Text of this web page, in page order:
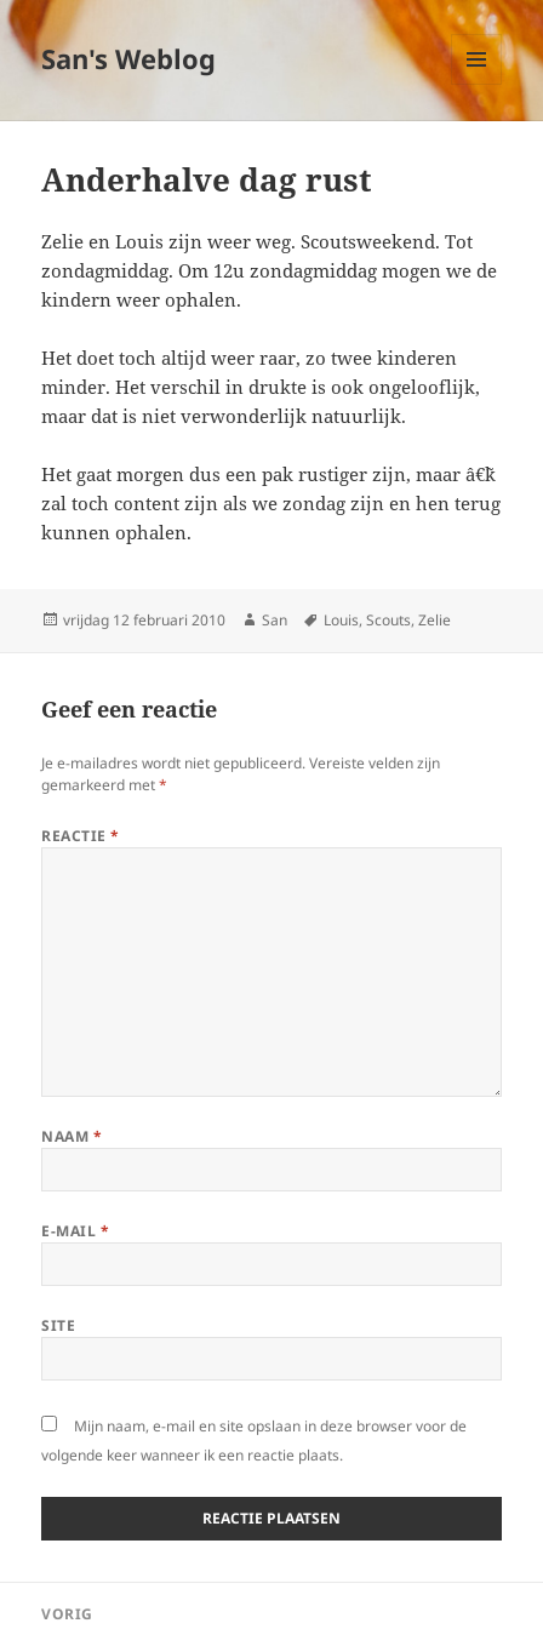
San's Weblog
MENU
EN
Anderhalve dag rust
Zelie en Louis zijn weer weg. Scoutsweekend. Tot
zondagmiddag. Om 12u zondagmiddag mogen we de
kindern weer ophalen.
Het doet toch altijd weer raar, zo twee kinderen
minder. Het verschil in drukte is ook ongelooflijk,
maar dat is niet verwonderlijk natuurlijk.
Het gaat morgen dus een pak rustiger zijn, maar â€˜k
zal toch content zijn als we zondag zijn en hen terug
kunnen ophalen.
Geplaatst
vrijdag 12 februari 2010 Auteur
San Tags
Louis,Scouts,Zelie
Geef een reactie
Je e-mailadres wordt niet gepubliceerd. Vereiste velden zijn
gemarkeerd met*
REACTIE*
NAAM *
E-MAIL *
SITE
Mijn naam, e-mail en site opslaan in deze browser voor de
volgende keer wanneer ik een reactie plaats.
VORIG